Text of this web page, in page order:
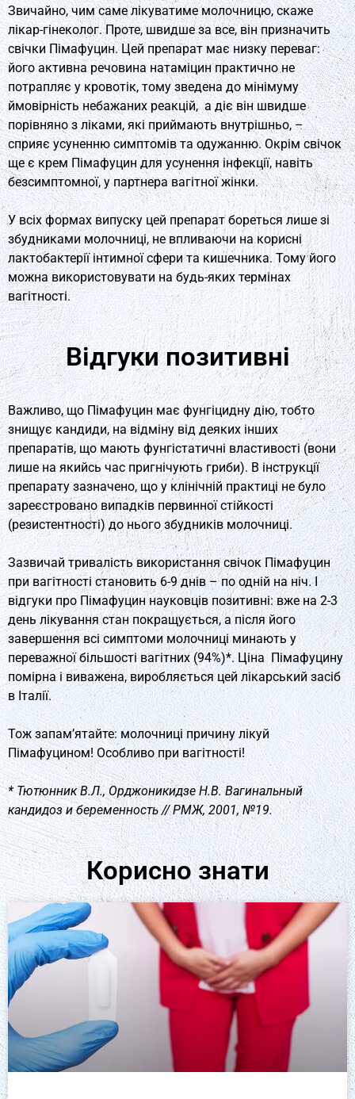
Звичайно, чим саме лікуватиме молочницю, скаже
лікар-гінеколог. Проте, швидше за все, він призначить
свічки Пімафуцин. Цей препарат має низку переваг:
його активна речовина натаміцин практично не
потрапляє у кровотік, тому зведена до мінімуму
ймовірність небажаних реакцій, а діє він швидше
порівняно з ліками, які приймають внутрішньо, –
сприяє усуненню симптомів та одужанню. Окрім свічок
ще є крем Пімафуцин для усунення інфекції, навіть
безсимптомної, у партнера вагітної жінки.
У всіх формах випуску цей препарат бореться лише зі
збудниками молочниці, не впливаючи на корисні
лактобактерії інтимної сфери та кишечника. Тому його
можна використовувати на будь-яких термінах
вагітності.
Відгуки позитивні
Важливо, що Пімафуцин має фунгіцидну дію, тобто
знищує кандиди, на відміну від деяких інших
препаратів, що мають фунгістатичні властивості (вони
лише на якийсь час пригнічують гриби). В інструкції
препарату зазначено, що у клінічній практиці не було
зареєстровано випадків первинної стійкості
(резистентності) до нього збудників молочниці.
Зазвичай тривалість використання свічок Пімафуцин
при вагітності становить 6-9 днів – по одній на ніч. І
відгуки про Пімафуцин науковців позитивні: вже на 2-3
день лікування стан покращується, а після його
завершення всі симптоми молочниці минають у
переважної більшості вагітних (94%)*. Ціна Пімафуцину
помірна і виважена, виробляється цей лікарський засіб
в Італії.
Тож запам’ятайте: молочниці причину лікуй
Пімафуцином! Особливо при вагітності!
* Тютюнник В.Л., Орджоникидзе Н.В. Вагинальный
кандидоз и беременность // РМЖ, 2001, №19.
Корисно знати